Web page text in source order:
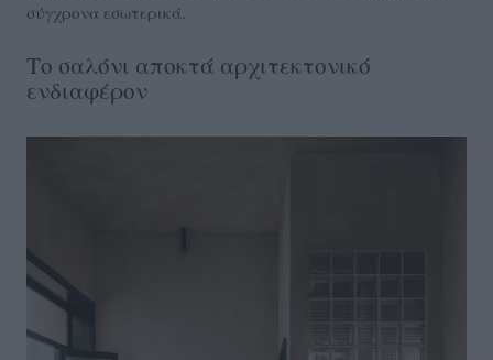
σύγχρονα εσωτερικά.
Το σαλόνι αποκτά αρχιτεκτονικό
ενδιαφέρον